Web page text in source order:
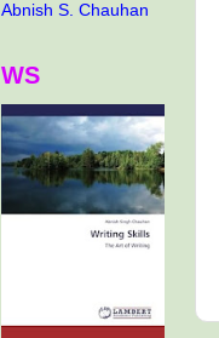
Abnish S. Chauhan
WS